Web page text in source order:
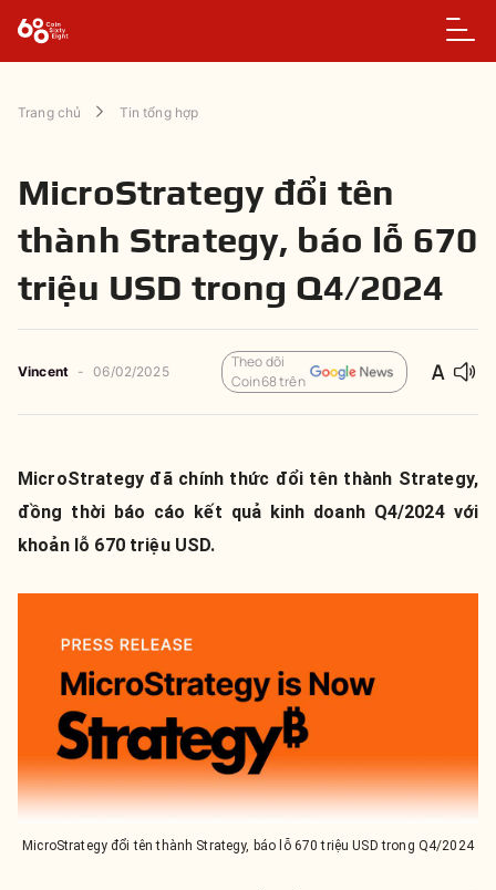
Trang chủ Tin tổng hợp
MicroStrategy đổi tên
thành Strategy, báo lỗ 670
triệu USD trong Q4/2024
Vincent - 06/02/2025
Theo dõi
Coin68 trên
MicroStrategy đã chính thức đổi tên thành Strategy,
đồng thời báo cáo kết quả kinh doanh Q4/2024 với
khoản lỗ 670 triệu USD.
MicroStrategy đổi tên thành Strategy, báo lỗ 670 triệu USD trong Q4/2024